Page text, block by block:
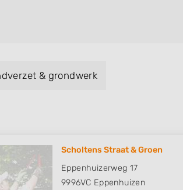
& grondwerk
Scholtens Straat & Groen
Eppenhuizerweg 17
9996VC Eppenhuizen